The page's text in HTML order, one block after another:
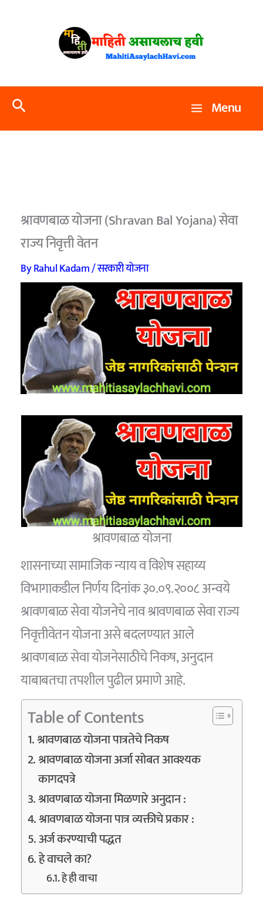
Search Menu
श्रावणबाळ योजना (Shravan Bal Yojana) सेवा
राज्य निवृत्ती वेतन
ByRahul Kadam/सरकारी योजना
श्रावणबाळ योजना
शासनाच्या सामाजिक न्याय व विशेष सहाय्य
विभागाकडील निर्णय दिनांक ३०.०९.२००८ अन्वये
श्रावणबाळ सेवा योजनेचे नाव श्रावणबाळ सेवा राज्य
निवृत्तीवेतन योजना असे बदलण्यात आले
श्रावणबाळ सेवा योजनेसाठीचे निकष, अनुदान
याबाबतचा तपशील पुढील प्रमाणे आहे.
Table of Contents
श्रावणबाळ योजना पात्रतेचे निकष
श्रावणबाळ योजना अर्जा सोबत आवश्यक
कागदपत्रे
श्रावणबाळ योजना मिळणारे अनुदान :
श्रावणबाळ योजना पात्र व्यक्तीचे प्रकार :
अर्ज करण्याची पद्धत
हे वाचले का?
हे ही वाचा